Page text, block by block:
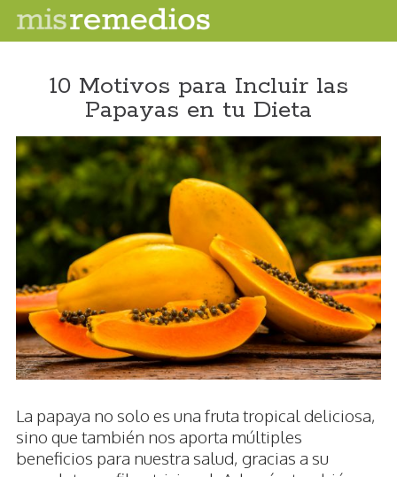
10 Motivos para Incluir las
Papayas en tu Dieta
La papaya no solo es una fruta tropical deliciosa,
sino que también nos aporta múltiples
beneficios para nuestra salud, gracias a su